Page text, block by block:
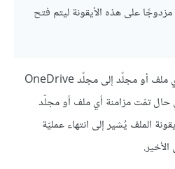
على هذه الأيقونة ليتم فتح
يمكنك الآن بكلّ بساطة سحب أي ملف أو مجلّد إلى مجلّد OneDrive
حال تمّت مزامنة أي ملف أو مجلّد
الملف يُشير إلى انتهاء عمليّة